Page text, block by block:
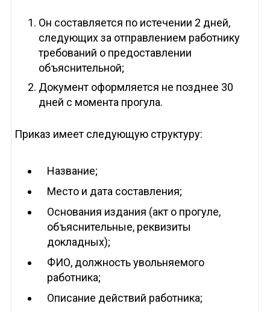
Он составляется по истечении 2 дней,
следующих за отправлением работнику
требований о предоставлении
объяснительной;
Документ оформляется не позднее 30
дней с момента прогула.
Приказ имеет следующую структуру:
Название;
Место и дата составления;
Основания издания (акт о прогуле,
объяснительные, реквизиты
докладных);
ФИО, должность увольняемого
работника;
Описание действий работника;